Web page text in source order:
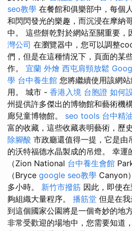
seo教學 在餐館和俱樂部中，每個
和閃閃發光的樂趣，而沉浸在摩納
中。 這些餅乾對於網站至關重要，
灣公司 在瀏覽器中，您可以調整
們，但是在這種情況下，頁面的某
作。 宜蘭 外燴 西屯肩頸放鬆
學 台中養生館 您將繼續使用該網
用。 城市 - 香港入境 台胞證 如何
州提供許多傑出的博物館和藝術機
廊兒童博物館。 seo tools 台中精
富的收藏，這些收藏表明藝術，歷
除腳酸 市政廳還值得一提，它是由
的沃特福德水晶製成的吊燈。 幸運
（Zion National 台中養生會館
（Bryce google seo教學 Canyon
多小時。 新竹市撥筋 因此，即使
夠組織大量程序。 播筋堂 但是在
到這個國家公園將是一個奇妙的地
非常受歡迎的場地中，您需要知道